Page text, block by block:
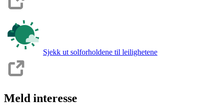
Sjekk ut solforholdene til leilighetene
Meld interesse